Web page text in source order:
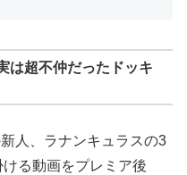
は超不仲だったドッキ
人、ラナンキュラスの3
る動画をプレミア後